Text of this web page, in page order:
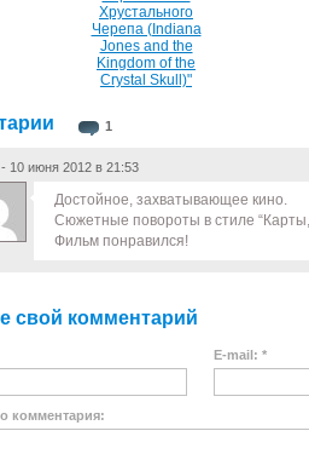
Хрустального
Черепа (Indiana
Jones and the
Kingdom of the
Crystal Skull)"
1
10 июня 2012 в 21:53
Достойное, захватывающее кино.
Сюжетные повороты в стиле “Карты,
Фильм понравился!
свой комментарий
E-mail: *
комментария: